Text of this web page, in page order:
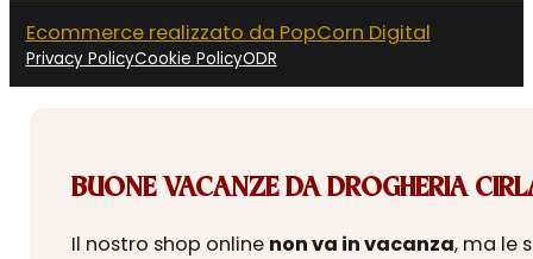
Ecommerce realizzato da PopCorn Digital
Privacy PolicyCookie PolicyODR
BUONE VACANZE DA DROGHERIA
Il nostro shop online non va in vacanza, ma le